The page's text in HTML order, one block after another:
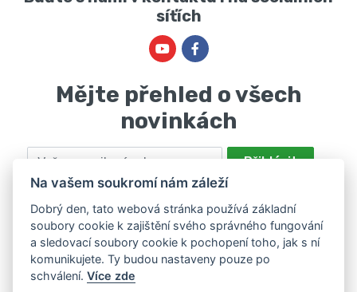
síťích
Mějte přehled o všech
novinkách
Email Přihlásit
Odesláním souhlasíte se zpracováním osobních údajů za účelem
nabízení a zpracování marketingových nabídek společností Marie
Haščáková, IČ: 48488861 se sídlem Bánov 697. Máte právo svůj
souhlas odvolat. Více informací vzásadách zpracování osobních
údajů.
Na vašem soukromí nám záleží
Dobrý den, tato webová stránka používá základní
soubory cookie k zajištění svého správného fungování
a sledovací soubory cookie k pochopení toho, jak s ní
komunikujete. Ty budou nastaveny pouze po
schválení.Více zde